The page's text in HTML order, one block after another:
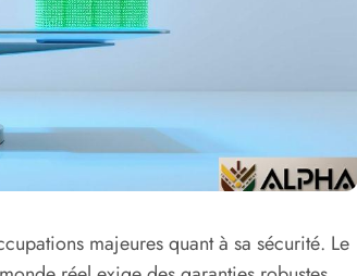
majeures quant à sa sécurité. Le